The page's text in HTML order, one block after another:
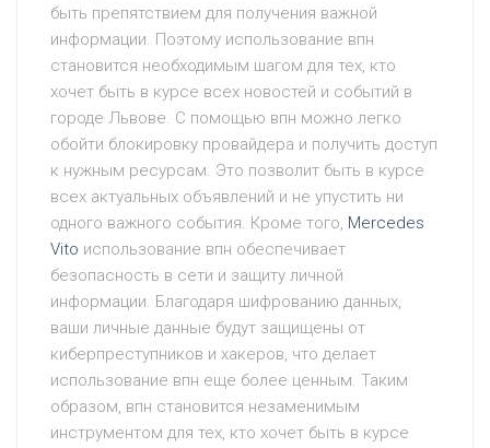
быть препятствием для получения важной
информации. Поэтому использование впн
становится необходимым шагом для тех, кто
хочет быть в курсе всех новостей и событий в
городе Львове. С помощью впн можно легко
обойти блокировку провайдера и получить доступ
к нужным ресурсам. Это позволит быть в курсе
всех актуальных объявлений и не упустить ни
одного важного события. Кроме того, Mercedes
Vito использование впн обеспечивает
безопасность в сети и защиту личной
информации. Благодаря шифрованию данных,
ваши личные данные будут защищены от
киберпреступников и хакеров, что делает
использование впн еще более ценным. Таким
образом, впн становится незаменимым
инструментом для тех, кто хочет быть в курсе